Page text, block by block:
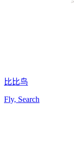
比比鸟
Fly, Search